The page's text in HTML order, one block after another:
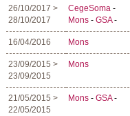
26/10/2017 >
28/10/2017
CegeSoma -
Mons -GSA-
16/04/2016 Mons
23/09/2015 >
23/09/2015
Mons
21/05/2015 >
22/05/2015
Mons -GSA-